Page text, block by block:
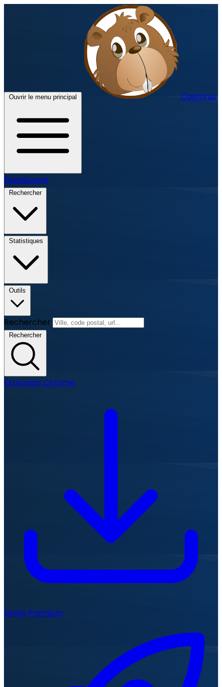
Ouvrir le menu principal Castorus
Dashboard
Rechercher
Statistiques
Outils
Rechercher
Rechercher
Extension Chrome
Mode Premium